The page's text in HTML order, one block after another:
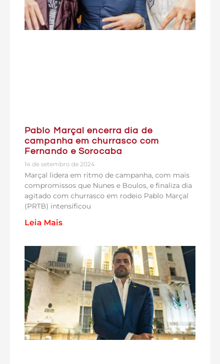
Pablo Marçal encerra dia de
campanha em churrasco com
Fernando e Sorocaba
14 de setembro de 2024
Marçal lidera em ritmo de campanha, com mais
compromissos que Nunes e Boulos, e finaliza dia
agitado com churrasco em rodeio Pablo Marçal
(PRTB) intensificou
Leia Mais